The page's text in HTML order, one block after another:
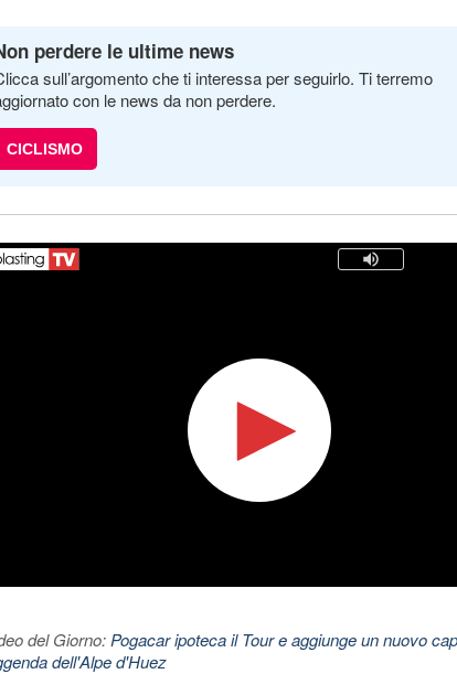
perdere le ultime news
sull’argomento che ti interessa per seguirlo. Ti terremo
con le news da non perdere.
CICLISMO
del Giorno: Pogacar ipoteca il Tour e aggiunge un nuovo
dell'Alpe d'Huez